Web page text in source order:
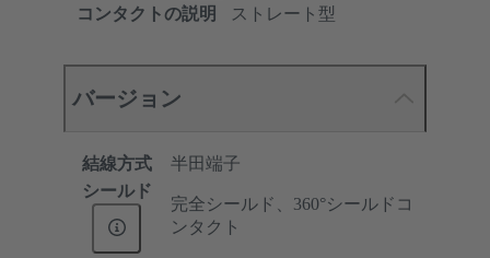
コンタクトの説明 ストレート型
バージョン
結線方式
半田端子
シールド
完全シールド、360°シールドコ
ンタクト